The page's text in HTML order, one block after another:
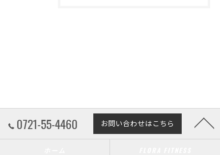
0721-55-4460 お問い合わせはこちら